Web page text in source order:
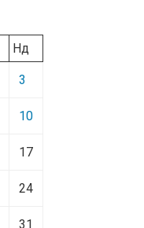
Нд
3
10
17
24
31